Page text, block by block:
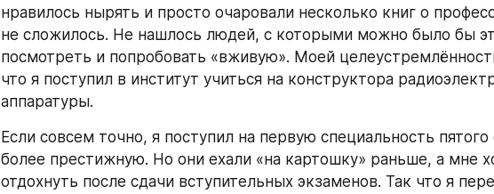
нравилось нырять и просто очаровали несколько книг о
не сложилось. Не нашлось людей, с которыми можно было бы
посмотреть и попробовать «вживую». Моей
что я поступил в институт учиться на конструктора
аппаратуры.
Если совсем точно, я поступил на первую специальность пятого
более престижную. Но они ехали «на картошку» раньше, а мне
отдохнуть после сдачи вступительных экзаменов. Так что я